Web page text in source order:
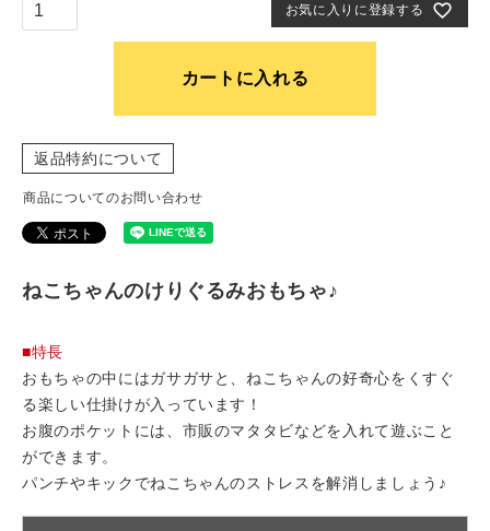
お気に入りに登録する
カートに入れる
返品特約について
商品についてのお問い合わせ
ねこちゃんのけりぐるみおもちゃ♪
■特長
おもちゃの中にはガサガサと、ねこちゃんの好奇心をくすぐ
る楽しい仕掛けが入っています！
お腹のポケットには、市販のマタタビなどを入れて遊ぶこと
ができます。
パンチやキックでねこちゃんのストレスを解消しましょう♪